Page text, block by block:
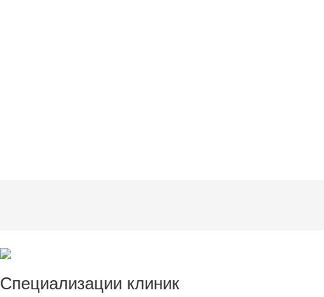
Специализации клиник